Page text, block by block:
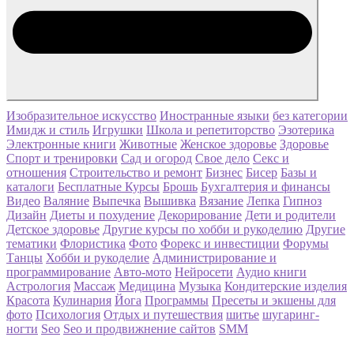
Изобразительное искусство Иностранные языки без категории
Имидж и стиль Игрушки Школа и репетиторство Эзотерика
Электронные книги Животные Женское здоровье Здоровье
Спорт и тренировки Сад и огород Свое дело Секс и
отношения Строительство и ремонт Бизнес Бисер Базы и
каталоги Бесплатные Курсы Брошь Бухгалтерия и финансы
Видео Валяние Выпечка Вышивка Вязание Лепка Гипноз
Дизайн Диеты и похудение Декорирование Дети и родители
Детское здоровье Другие курсы по хобби и рукоделию Другие
тематики Флористика Фото Форекс и инвестиции Форумы
Танцы Хобби и рукоделие Администрирование и
программирование Авто-мото Нейросети Аудио книги
Астрология Массаж Медицина Музыка Кондитерские изделия
Красота Кулинария Йога Программы Пресеты и экшены для
фото Психология Отдых и путешествия шитье шугаринг-
ногти Seo Seo и продвижнение сайтов SMM